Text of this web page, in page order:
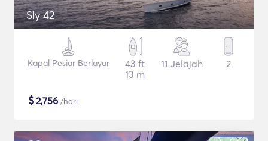
Sly 42
Kapal Pesiar Berlayar
43 ft
13 m
11 Jelajah 2
$2,756 /hari